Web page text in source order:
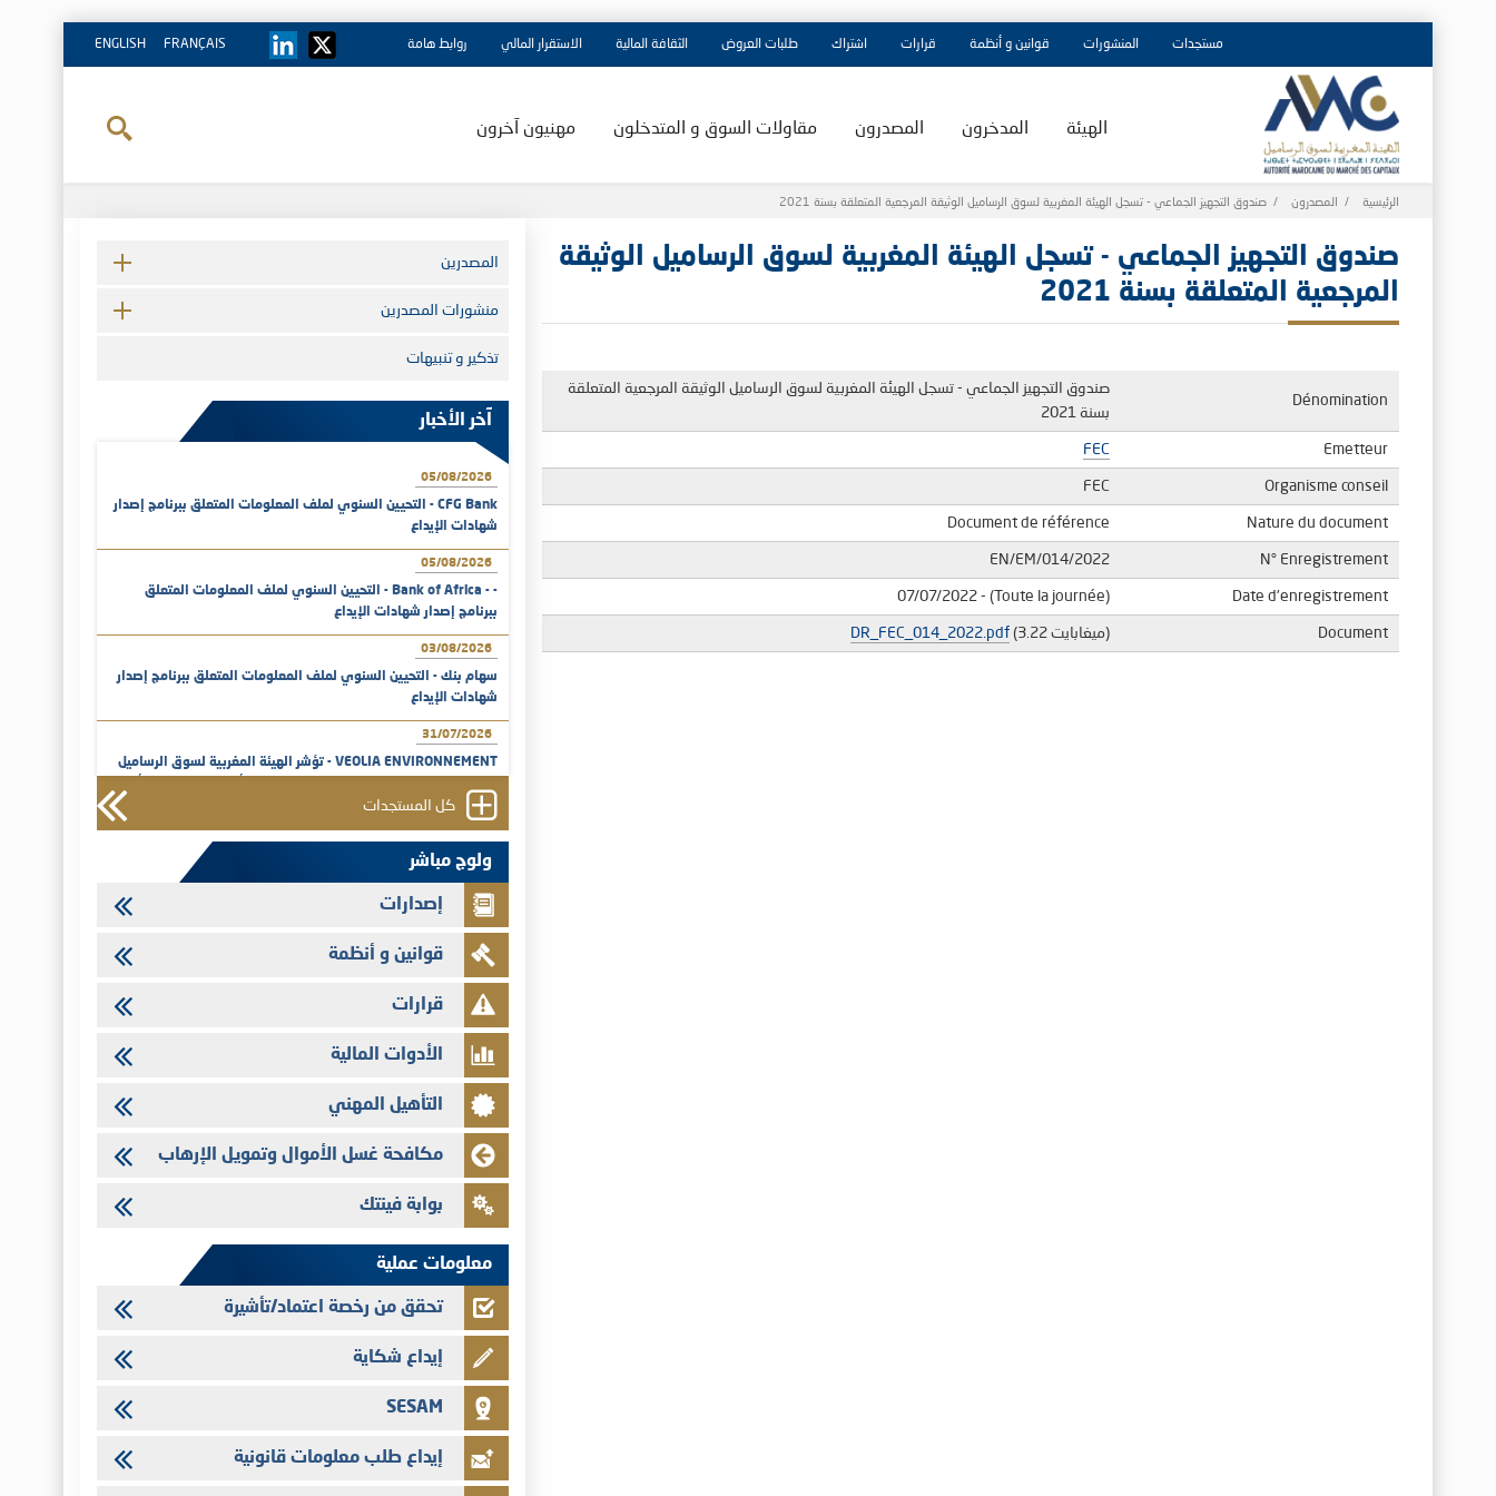
FRANÇAIS
ENGLISH مستجدات المنشورات قوانين و أنظمة قرارات اشتراك طلبات العروض الثقافة المالية الاستقرار المالي روابط هامة
الهيئة المدخرون المصدرون مقاولات السوق و المتدخلون مهنيون آخرون
Breadcrumb
الرئيسية المصدرون صندوق التجهيز الجماعي - تسجل الهيئة المغربية لسوق الرساميل الوثيقة المرجعية المتعلقة بسنة 2021
صندوق التجهيز الجماعي - تسجل الهيئة المغربية لسوق الرساميل الوثيقة
المرجعية المتعلقة بسنة 2021
Dénomination
صندوق التجهيز الجماعي - تسجل الهيئة المغربية لسوق الرساميل الوثيقة المرجعية المتعلقة
بسنة 2021
Emetteur
FEC
Organisme conseil
FEC
Nature du document
Document de référence
N° Enregistrement
EN/EM/014/2022
Date d'enregistrement
07/07/2022 - (Toute la journée)
Document
DR_FEC_014_2022.pdf (3.22 ميغابايت)
المصدرين
منشورات المصدرين
تذكير و تنبيهات
آخر الأخبار
05/08/2026
CFG Bank - التحيين السنوي لملف المعلومات المتعلق ببرنامج إصدار
شهادات الإيداع
05/08/2026
- - Bank of Africa - التحيين السنوي لملف المعلومات المتعلق
ببرنامج إصدار شهادات الإيداع
03/08/2026
سهام بنك - التحيين السنوي لملف المعلومات المتعلق ببرنامج إصدار
شهادات الإيداع
31/07/2026
VEOLIA ENVIRONNEMENT - تؤشر الهيئة المغربية لسوق الرساميل
المجموعة
29/07/2026
وفابايل - التحيين السنوي لملف المعلومات المتعلق ببرنامج إصدار
سندات شركات التمويل
29/07/2026
تهنئة بمناسبة عيد العرش المجيد
29/07/2026
تنشر الهيئة المغربية لسوق الرساميل العدد الرابع عشر من مجلة سوق
28/07/2026
Med Paper - تجاوز حد المساهمة 5%
24/07/2026
Saham Leasing - التحيين السنوي لملف المعلومات المتعلق ببرنامج
24/07/2026
Jaida - التحيين السنوي لملف المعلومات المتعلق ببرنامج إصدار
سندات شركات التمويل
كل المستجدات
ولوج مباشر
إصدارات
قوانين و أنظمة
قرارات
الأدوات المالية
التأهيل المهني
مكافحة غسل الأموال وتمويل الإرهاب
بوابة فينتك
معلومات عملية
تحقق من رخصة اعتماد/تأشيرة
إيداع شكاية
SESAM
إيداع طلب معلومات قانونية